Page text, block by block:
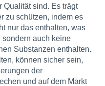
Qualität sind. Es trägt
zu schützen, indem es
nur das enthalten, was
sondern auch keine
Substanzen enthalten.
können sicher sein,
der
und auf dem Markt